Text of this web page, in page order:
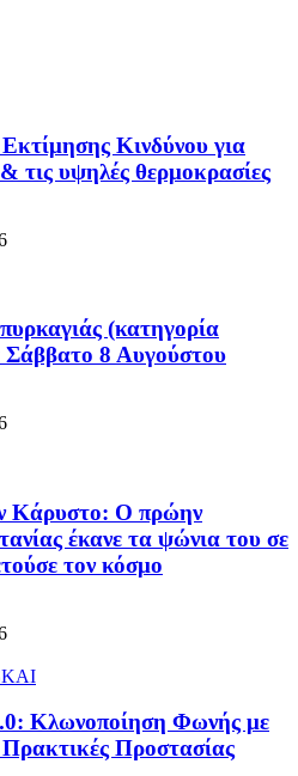
Κινδύνου για
τις υψηλές θερμοκρασίες
(κατηγορία
Σάββατο 8 Αυγούστου
Κάρυστο: Ο πρώην
έκανε τα ψώνια του σε
τον κόσμο
Κλωνοποίηση Φωνής με
Προστασίας